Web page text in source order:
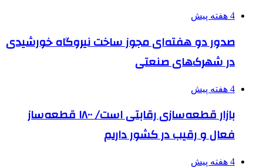
4 هفته پیش
صدور دو هفته‌ای مجوز ساخت نیروگاه خورشیدی
در شهرک‌های صنعتی
4 هفته پیش
بازار قطعه‌سازی رقابتی است/ ۱۸۰۰ قطعه‌ساز
فعال و رقیب در کشور داریم
4 هفته پیش